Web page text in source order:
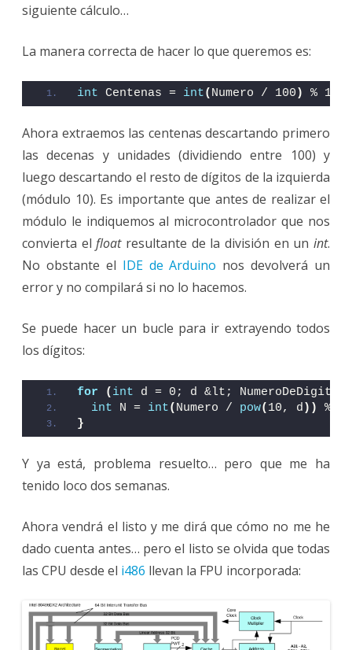
siguiente cálculo…
La manera correcta de hacer lo que queremos es:
int Centenas = int( Numero / 100 ) % 10;
Ahora extraemos las centenas descartando primero
las decenas y unidades (dividiendo entre 100) y
luego descartando el resto de dígitos de la izquierda
(módulo 10). Es importante que antes de realizar el
módulo le indiquemos al microcontrolador que nos
convierta elfloatresultante de la división en unint.
No obstante el IDE de Arduino nos devolverá un
error y no compilará si no lo hacemos.
Se puede hacer un bucle para ir extrayendo todos
los dígitos:
for ( int d = 0; d &lt;
int N = int( Numero / pow( 10, d ))
%
}
Y ya está, problema resuelto… pero que me ha
tenido loco dos semanas.
Ahora vendrá el listo y me dirá que cómo no me he
dado cuenta antes… pero el listo se olvida que todas
las CPU desde el i486 llevan la FPU incorporada: